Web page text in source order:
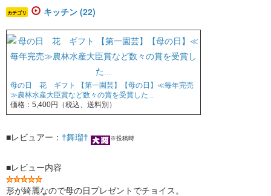
カテゴリ キッチン (22)
母の日 花 ギフト 【第一園芸】【母の日】≪毎年完売
≫農林水産大臣賞など数々の賞を受賞した...
価格：5,400円（税込、送料別）
■レビュアー： †舞瑠† ※投稿時
■レビュー内容
形が綺麗なので母の日プレゼントでチョイス。